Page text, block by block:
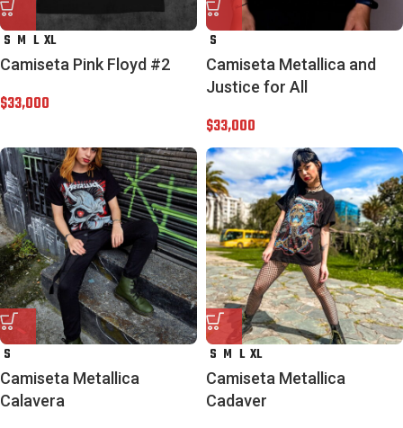
S M L XL
Camiseta Pink Floyd #2
$33,000
S
Camiseta Metallica and
Justice for All
$33,000
S
Camiseta Metallica
Calavera
S M L XL
Camiseta Metallica
Cadaver